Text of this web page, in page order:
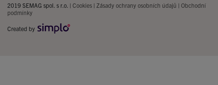
2019 SEMAG spol. s r.o. | Cookies | Zásady ochrany osobních údajů | Obchodní
podmínky
Created by